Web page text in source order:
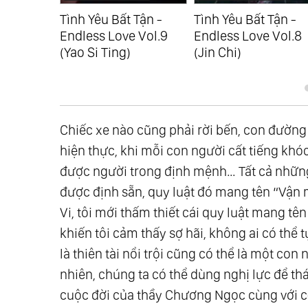
Tình Yêu Bất Tận -
Endless Love Vol.9
(Yao Si Ting)
Tình Yêu Bất Tận -
Endless Love Vol.8
(Jin Chi)
Chiếc xe nào cũng phải rời bến, con
hiện thực, khi mỗi con người cất tiếng
được người trong định mệnh… Tất cả
được định sẵn, quy luật đó mang tên “Vận
Vi, tôi mới thấm thiết cái quy luật mang
khiến tôi cảm thấy sợ hãi, không ai có thể
là thiên tài nổi trội cũng có thể là một con
nhiên, chúng ta có thể dùng nghị lực để
cuộc đời của thầy Chương Ngọc cùng với